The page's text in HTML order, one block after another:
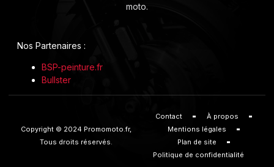
moto.
Nos Partenaires :
BSP-peinture.fr
Bullster
Copyright © 2024 Promomoto.fr,
Tous droits réservés.
Contact
À propos
Mentions légales
Plan de site
Politique de confidentialité